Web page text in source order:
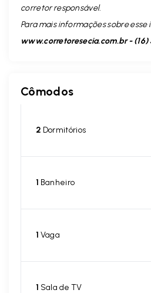
corretor responsável.
Para mais informações sobre esse
www.corretoresecia.com.br - (16)
Cômodos
2 Dormitórios
1 Banheiro
1 Vaga
1 Sala de TV